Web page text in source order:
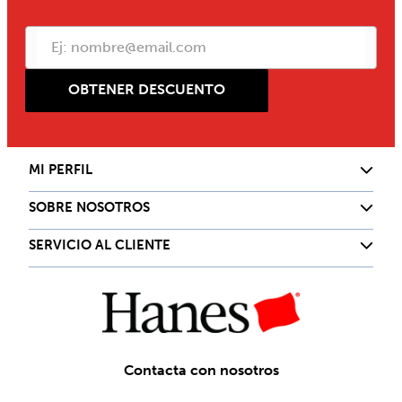
OBTENER DESCUENTO
MI PERFIL
SOBRE NOSOTROS
SERVICIO AL CLIENTE
Contacta con nosotros